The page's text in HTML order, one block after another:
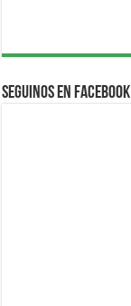
Seguinos en Facebook